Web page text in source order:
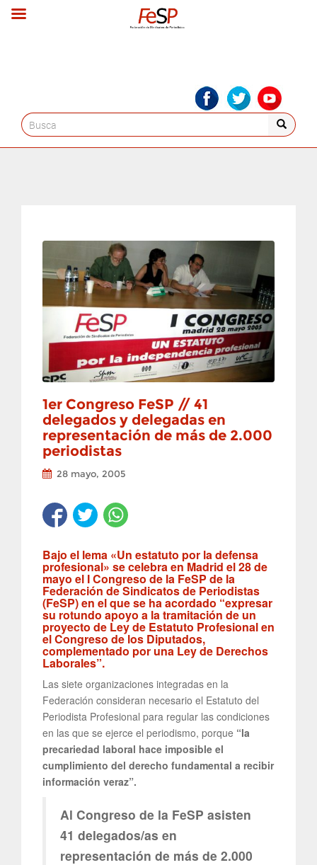
Search
for:
1er Congreso FeSP // 41
delegados y delegadas en
representación de más de 2.000
periodistas
28 mayo, 2005
Bajo el lema «Un estatuto por la defensa
profesional» se celebra en Madrid el 28 de
mayo el I Congreso de la FeSP de la
Federación de Sindicatos de Periodistas
(FeSP) en el que se ha acordado “expresar
su rotundo apoyo a la tramitación de un
proyecto de Ley de Estatuto Profesional en
el Congreso de los Diputados,
complementado por una Ley de Derechos
Laborales”.
Las siete organizaciones integradas en la
Federación consideran necesario el Estatuto del
Periodista Profesional para regular las condiciones
en las que se ejerce el periodismo, porque “la
precariedad laboral hace imposible el
cumplimiento del derecho fundamental a recibir
información veraz”.
Al Congreso de la FeSP asisten
41 delegados/as en
representación de más de 2.000